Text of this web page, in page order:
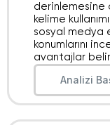
derinlemesine
kelime
sosyal medya
konumlarını
avantajlar
Analizi